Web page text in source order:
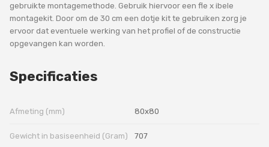
gebruikte montagemethode. Gebruik hiervoor een fle x ibele
montagekit. Door om de 30 cm een dotje kit te gebruiken zorg je
ervoor dat eventuele werking van het profiel of de constructie
opgevangen kan worden.
Specificaties
Afmeting (mm) 80x80
Gewicht in basiseenheid (Gram) 707